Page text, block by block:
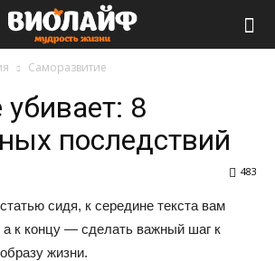
Саморазвитие
8
последствий
483
сидя, к середине текста вам
а к концу — сделать важный шаг к
жизни.